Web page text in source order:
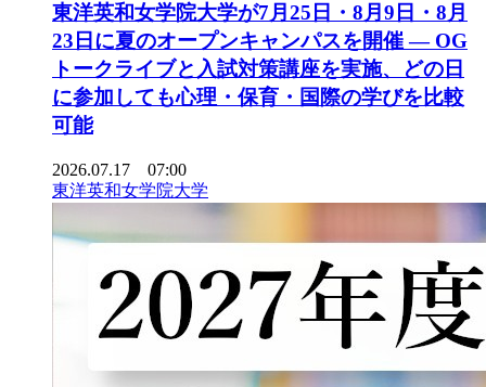
東洋英和女学院大学が7月25日・8月9日・8月
23日に夏のオープンキャンパスを開催 ― OG
トークライブと入試対策講座を実施、どの日
に参加しても心理・保育・国際の学びを比較
可能
2026.07.17 07:00
東洋英和女学院大学